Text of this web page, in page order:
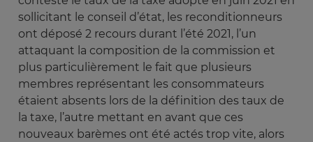
sollicitant le conseil d’état, les reconditionneurs
ont déposé 2 recours durant l’été 2021, l’un
attaquant la composition de la commission et
plus particulièrement le fait que plusieurs
membres représentant les consommateurs
étaient absents lors de la définition des taux de
la taxe, l’autre mettant en avant que ces
nouveaux barèmes ont été actés trop vite, alors